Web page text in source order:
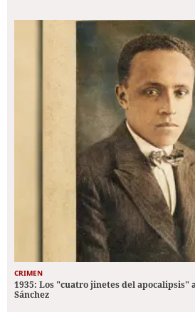
CRIMEN
1935: Los "cuatro jinetes del apocalipsis"
Sánchez